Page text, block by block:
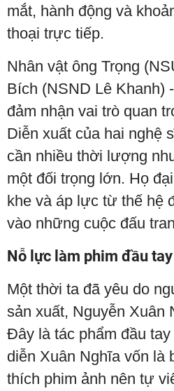
mắt, hành động và
thoại trực tiếp.
Nhân vật ông Trọng
Bích (NSND Lê Khanh)
đảm nhận vai trò quan
Diễn xuất của hai nghệ
cần nhiều thời lượng
một đối trọng lớn. Họ
khe và áp lực từ thế hệ
vào những cuộc đấu
Nỗ lực làm phim đầu tay
Một thời ta đã yêu do
sản xuất, Nguyễn Xuân
Đây là tác phẩm đầu
diễn Xuân Nghĩa vốn là
thích phim ảnh nên tự